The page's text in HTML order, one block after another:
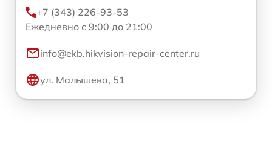
+7 (343) 226-93-53
Ежедневно с 9:00 до 21:00
info@ekb.hikvision-repair-center.ru
ул. Малышева, 51